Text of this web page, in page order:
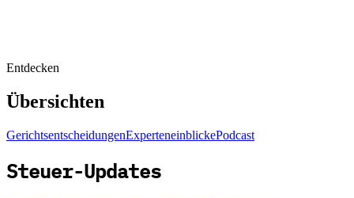
Entdecken
Übersichten
GerichtsentscheidungenExperteneinblickePodcast
Steuer-Updates